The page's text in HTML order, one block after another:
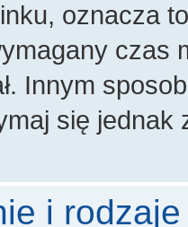
oznacza
czas
Innym
się jednak
i